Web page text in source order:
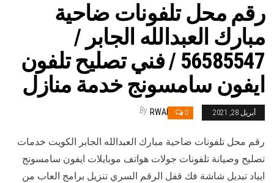
رقم محل تلفونات ضاحية
مبارك العبدالله الجابر /
56585547 / فني تصليح تلفون
ايفون سامسونج خدمة منازل
أبريل 28, 2021 0
By RWAN
رقم محل تلفونات ضاحية مبارك العبدالله الجابر الكويت خدمات
تصليح وصيانة تلفونات جولات هواتف موبايلات ايفون سامسونج
ايباد تبديل شاشة فك قفل الرقم السري تنزيل برامج العاب من